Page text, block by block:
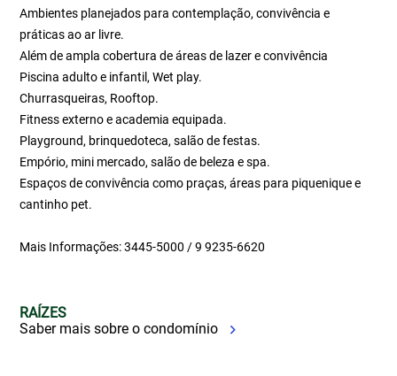
Ambientes planejados para contemplação, convivência e
práticas ao ar livre.
Além de ampla cobertura de áreas de lazer e convivência
Piscina adulto e infantil, Wet play.
Churrasqueiras, Rooftop.
Fitness externo e academia equipada.
Playground, brinquedoteca, salão de festas.
Empório, mini mercado, salão de beleza e spa.
Espaços de convivência como praças, áreas para piquenique e
cantinho pet.
Mais Informações: 3445-5000 / 9 9235-6620
RAÍZES
Saber mais sobre o condomínio